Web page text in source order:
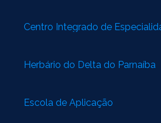
Centro Integrado de
Herbário do Delta do Parnaíba
Escola de Aplicação